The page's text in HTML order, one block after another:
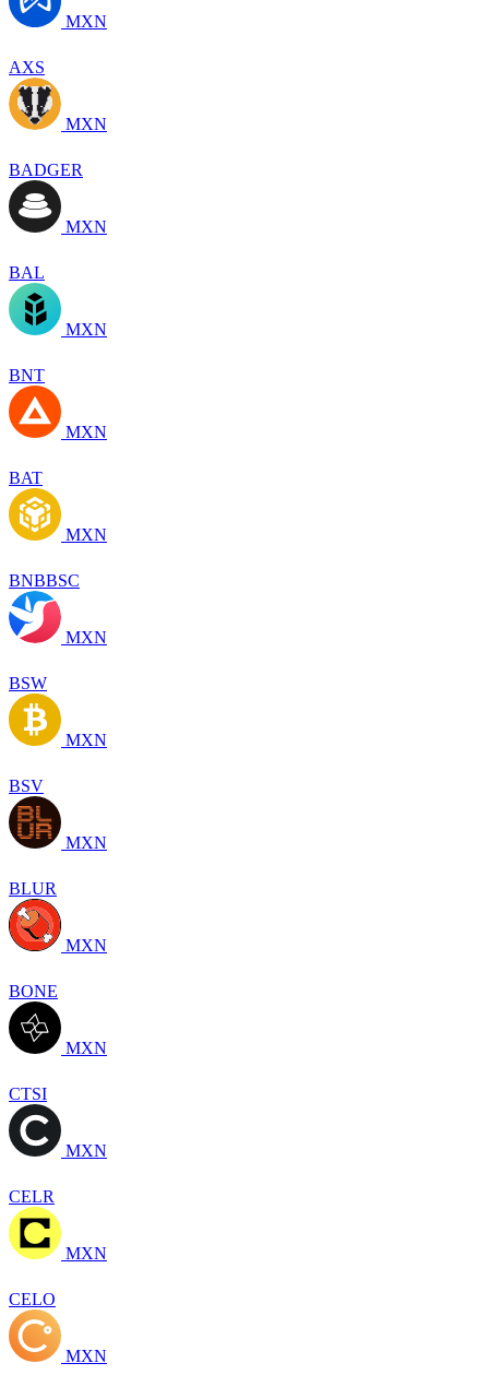
MXN
AXS
MXN
BADGER
MXN
BAL
MXN
BNT
MXN
BAT
MXN
BNBBSC
MXN
BSW
MXN
BSV
MXN
BLUR
MXN
BONE
MXN
CTSI
MXN
CELR
MXN
CELO
MXN